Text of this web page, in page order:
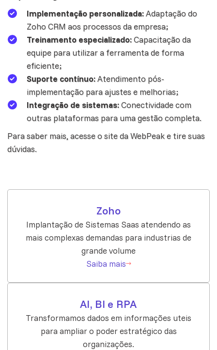
Implementação personalizada:Adaptação do
Zoho CRM aos processos da empresa;
Treinamento especializado:Capacitação da
equipe para utilizar a ferramenta de forma
eficiente;
Suporte contínuo:Atendimento pós-
implementação para ajustes e melhorias;
Integração de sistemas:Conectividade com
outras plataformas para uma gestão completa.
Para saber mais, acesse o site daWebPeake tire suas
dúvidas.
Zoho
Implantação de Sistemas Saas atendendo as
mais complexas demandas para industrias de
grande volume
Saiba mais
AI, BI e RPA
Transformamos dados em informações uteis
para ampliar o poder estratégico das
organizações.